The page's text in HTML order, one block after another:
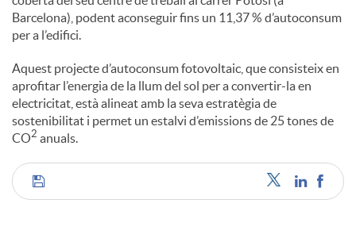
Barcelona), podent aconseguir fins un 11,37 % d’autoconsum
per a l’edifici.
Aquest projecte d’autoconsum fotovoltaic, que consisteix en
aprofitar l’energia de la llum del sol per a convertir-la en
electricitat, està alineat amb la seva estratègia de
sostenibilitat i permet un estalvi d’emissions de 25 tones de
CO2 anuals.
C